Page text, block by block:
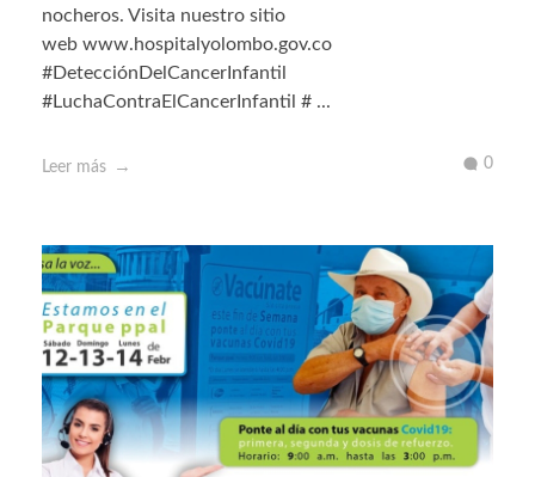
nocheros. Visita nuestro sitio
web www.hospitalyolombo.gov.co
#DetecciónDelCancerInfantil
#LuchaContraElCancerInfantil # ...
Leer más 0